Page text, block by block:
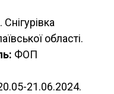
Снігурівка
області.
ФОП
21.06.2024.